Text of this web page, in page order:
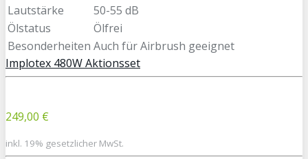
Lautstärke
50-55 dB
Ölstatus
Ölfrei
Besonderheiten Auch für Airbrush geeignet
Implotex 480W Aktionsset
249,00 €
inkl. 19% gesetzlicher MwSt.